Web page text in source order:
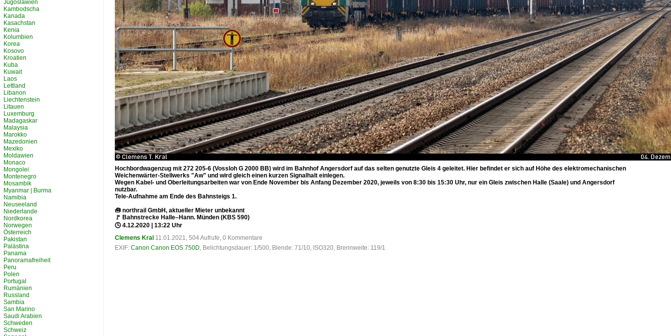
Hochbordwagenzug mit 272 205-6 (Vossloh G 2000 BB) wird im Bahnhof Angersdorf auf das selten genutzte Gleis 4 geleitet. Hier befindet er sich auf Höhe des elektromechanischen
Weichenwärter-Stellwerks "Aw" und wird gleich einen kurzen Signalhalt einlegen.
Wegen Kabel- und Oberleitungsarbeiten war von Ende November bis Anfang Dezember 2020, jeweils von 8:30 bis 15:30 Uhr, nur ein Gleis zwischen Halle (Saale) und Angersdorf
nutzbar.
Tele-Aufnahme am Ende des Bahnsteigs 1.
🧰 northrail GmbH, aktueller Mieter unbekannt
🚩 Bahnstrecke Halle–Hann. Münden (KBS 590)
🕓 4.12.2020 | 13:22 Uhr
Clemens Kral 11.01.2021, 504 Aufrufe, 0 Kommentare
EXIF: Canon Canon EOS 750D, Belichtungsdauer: 1/500, Blende: 71/10, ISO320, Brennweite: 119/1
Jugoslawien
Kambodscha
Kanada
Kasachstan
Kenia
Kolumbien
Korea
Kosovo
Kroatien
Kuba
Kuwait
Laos
Lettland
Libanon
Liechtenstein
Litauen
Luxemburg
Madagaskar
Malaysia
Marokko
Mazedonien
Mexiko
Moldawien
Monaco
Mongolei
Montenegro
Mosambik
Myanmar | Burma
Namibia
Neuseeland
Niederlande
Nordkorea
Norwegen
Österreich
Pakistan
Palästina
Panama
Panoramafreiheit
Peru
Polen
Portugal
Rumänien
Russland
Sambia
San Marino
Saudi Arabien
Schweden
Schweiz